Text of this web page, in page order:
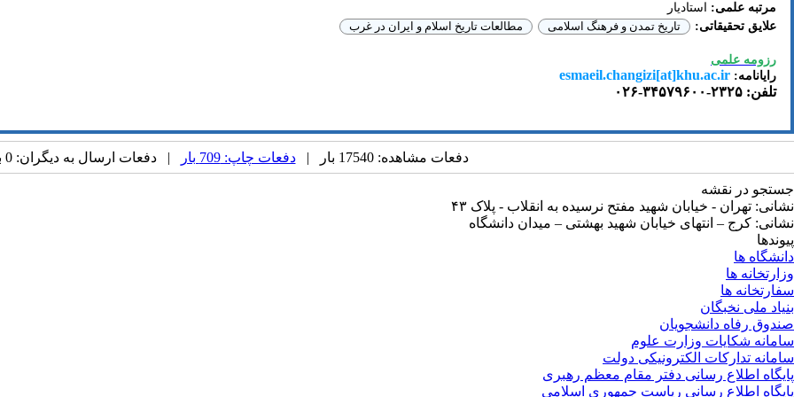
مرتبه علمی:
استادیار
علایق تحقیقاتی:
تاریخ تمدن و فرهنگ اسلامی مطالعات تاریخ اسلام و ایران در غرب
رزومه علمی
رایانامه: esmaeil.changizi[at]khu.ac.ir
تلفن: ۲۳۲۵-۳۴۵۷۹۶۰۰-۰۲۶
دفعات مشاهده: 17540 بار | دفعات چاپ: 709 بار | دفعات ارسال به دیگران: 0 بار |
جستجو در نقشه
نشانی: تهران - خیابان شهید مفتح نرسیده به انقلاب - پلاک ۴۳
نشانی: کرج – انتهای خیابان شهید بهشتی – میدان دانشگاه
پیوندها
دانشگاه ها
وزارتخانه ها
سفارتخانه ها
بنیاد ملی نخبگان
صندوق رفاه دانشجویان
سامانه شکایات وزارت علوم
سامانه تدارکات الکترونیکی دولت
پایگاه اطلاع رسانی دفتر مقام معظم رهبری
پایگاه اطلاع رسانی ریاست جمهوری اسلامی